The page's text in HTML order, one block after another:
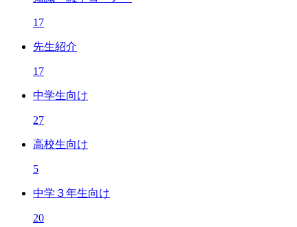
17
先生紹介
17
中学生向け
27
高校生向け
5
中学３年生向け
20